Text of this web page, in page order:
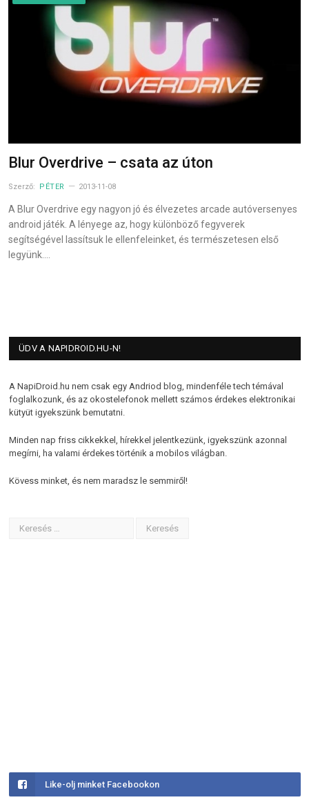
Blur Overdrive – csata az úton
Szerző: PÉTER 2013-11-08
A Blur Overdrive egy nagyon jó és élvezetes arcade autóversenyes
android játék. A lényege az, hogy különböző fegyverek
segítségével lassítsuk le ellenfeleinket, és természetesen első
legyünk.…
ÜDV A NAPIDROID.HU-N!
A NapiDroid.hu nem csak egy Andriod blog, mindenféle tech témával
foglalkozunk, és az okostelefonok mellett számos érdekes elektronikai
kütyüt igyekszünk bemutatni.
Minden nap friss cikkekkel, hírekkel jelentkezünk, igyekszünk azonnal
megírni, ha valami érdekes történik a mobilos világban.
Kövess minket, és nem maradsz le semmiről!
Like-olj minket Facebookon